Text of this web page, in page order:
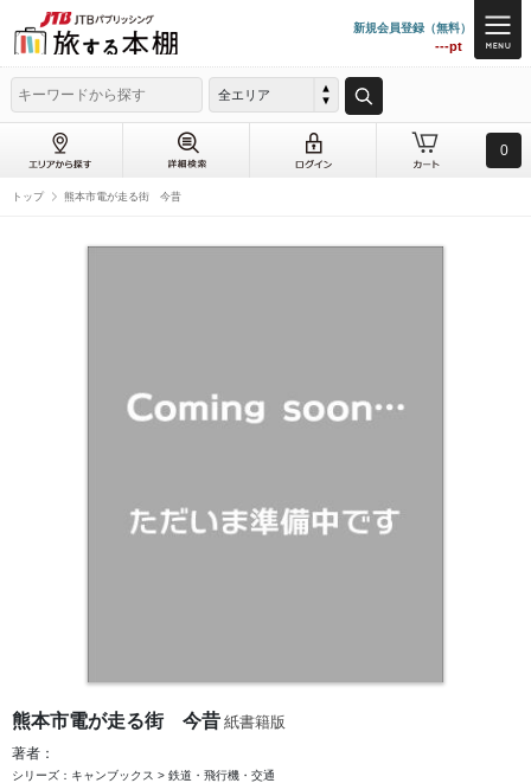
新規会員登録（無料）
---pt
全エリア
0
トップ 熊本市電が走る街 今昔
熊本市電が走る街 今昔 紙書籍版
著者：
シリーズ：キャンブックス > 鉄道・飛行機・交通